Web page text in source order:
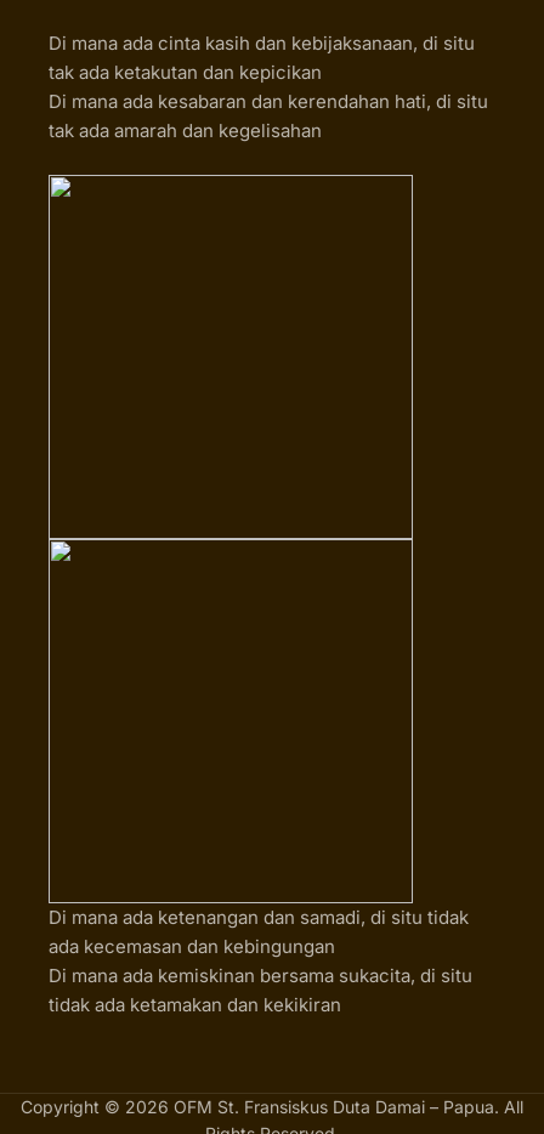
Di mana ada cinta kasih dan kebijaksanaan, di situ
tak ada ketakutan dan kepicikan
Di mana ada kesabaran dan kerendahan hati, di situ
tak ada amarah dan kegelisahan
Di mana ada ketenangan dan samadi, di situ tidak
ada kecemasan dan kebingungan
Di mana ada kemiskinan bersama sukacita, di situ
tidak ada ketamakan dan kekikiran
Copyright © 2026 OFM St. Fransiskus Duta Damai – Papua. All